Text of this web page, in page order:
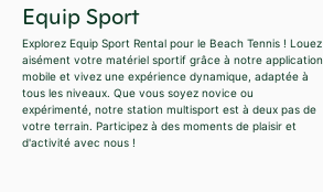
Equip Sport
Explorez Equip Sport Rental pour le Beach Tennis ! Louez
aisément votre matériel sportif grâce à notre application
mobile et vivez une expérience dynamique, adaptée à
tous les niveaux. Que vous soyez novice ou
expérimenté, notre station multisport est à deux pas de
votre terrain. Participez à des moments de plaisir et
d'activité avec nous !